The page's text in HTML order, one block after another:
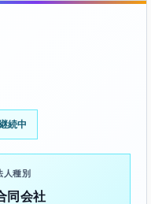
続中
人種別
同会社